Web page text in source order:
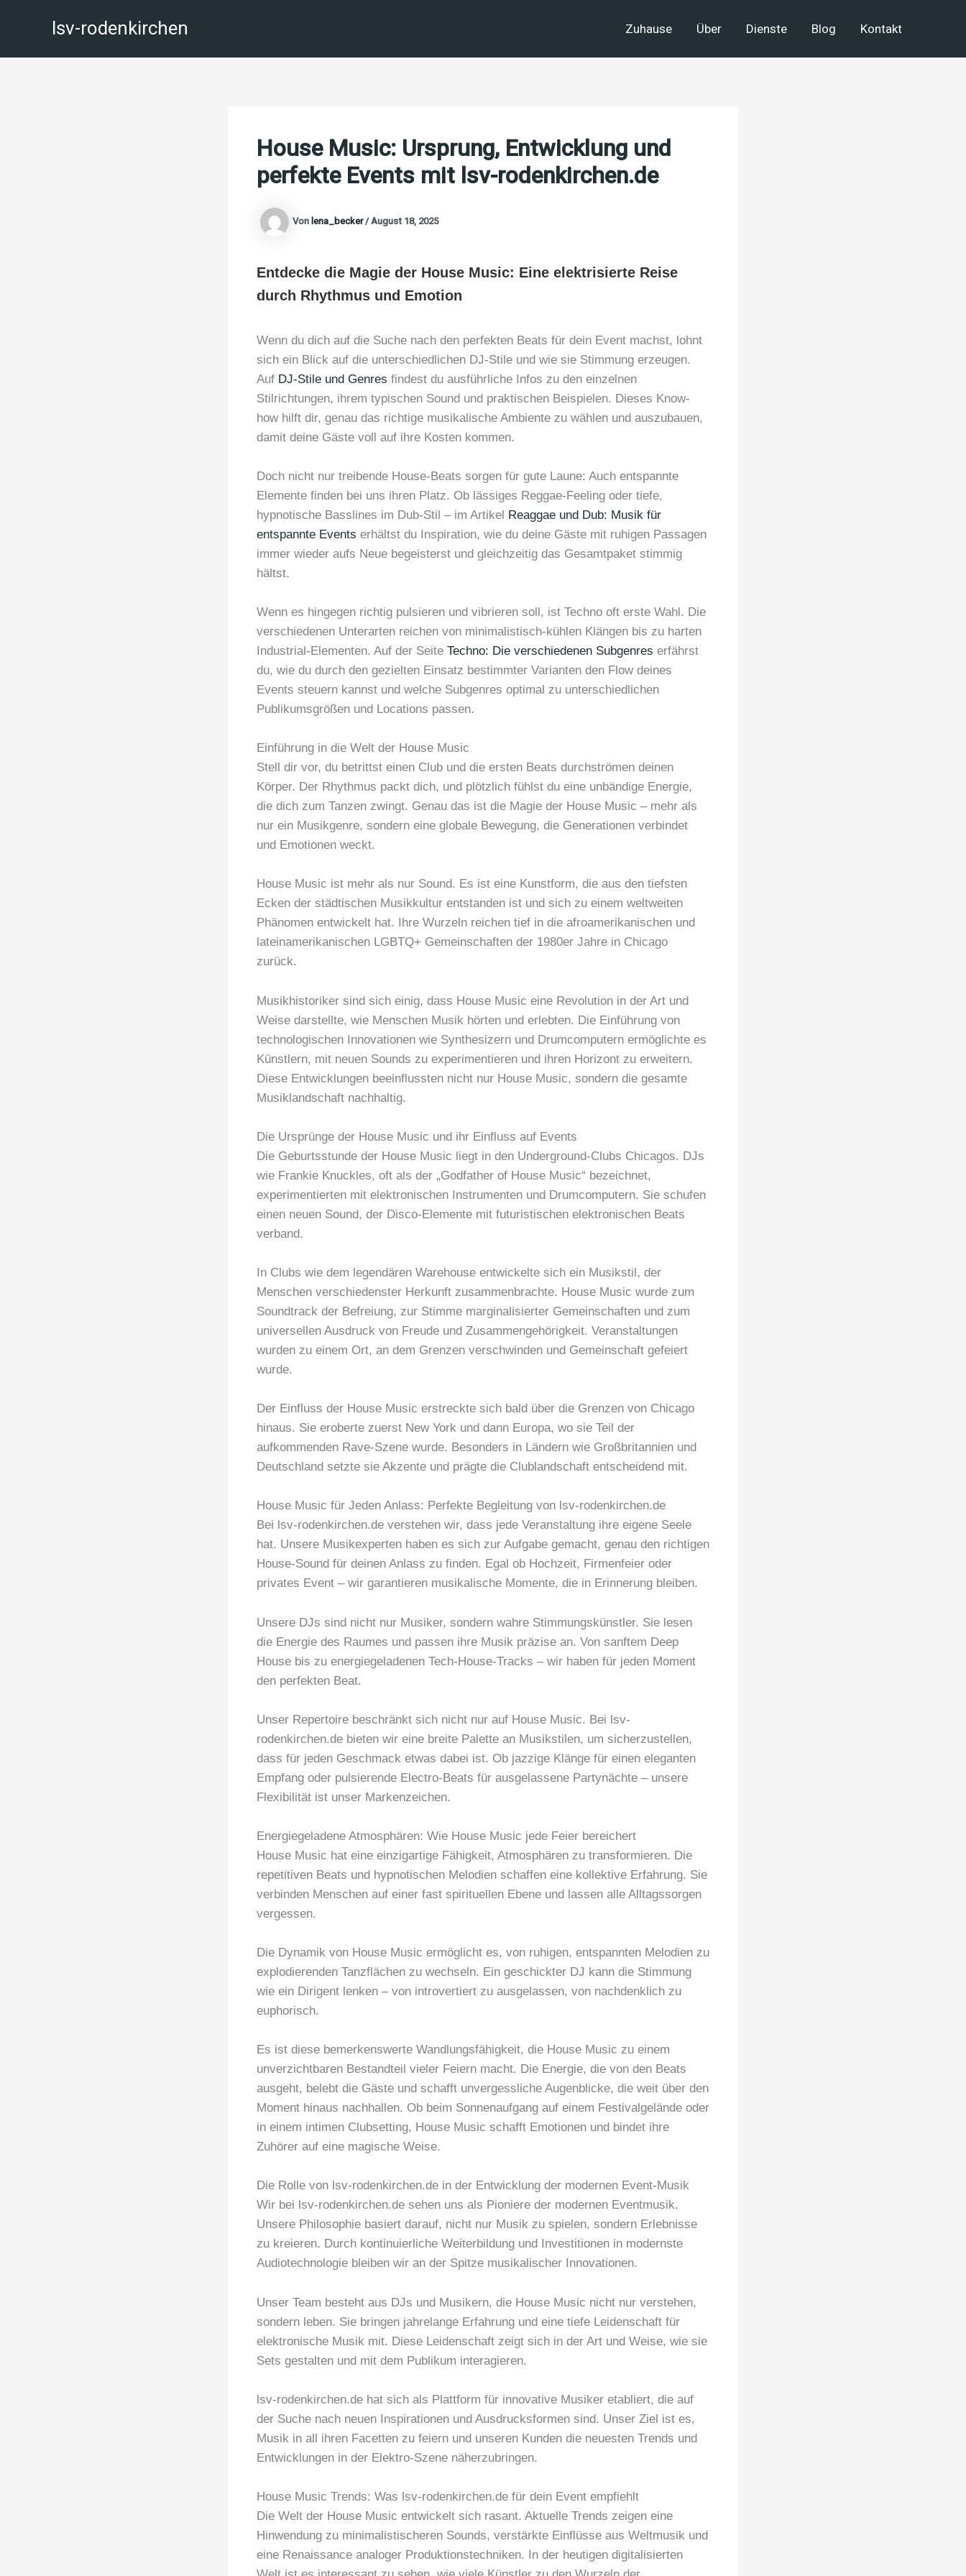
lsv-rodenkirchen Zuhause Über Dienste Blog Kontakt
House Music: Ursprung, Entwicklung und
perfekte Events mit lsv-rodenkirchen.de
Vonlena_becker/August 18, 2025
Entdecke die Magie der House Music: Eine elektrisierte Reise
durch Rhythmus und Emotion
Wenn du dich auf die Suche nach den perfekten Beats für dein Event machst, lohnt
sich ein Blick auf die unterschiedlichen DJ-Stile und wie sie Stimmung erzeugen.
Auf DJ-Stile und Genres findest du ausführliche Infos zu den einzelnen
Stilrichtungen, ihrem typischen Sound und praktischen Beispielen. Dieses Know-
how hilft dir, genau das richtige musikalische Ambiente zu wählen und auszubauen,
damit deine Gäste voll auf ihre Kosten kommen.
Doch nicht nur treibende House-Beats sorgen für gute Laune: Auch entspannte
Elemente finden bei uns ihren Platz. Ob lässiges Reggae-Feeling oder tiefe,
hypnotische Basslines im Dub-Stil – im Artikel Reaggae und Dub: Musik für
entspannte Events erhältst du Inspiration, wie du deine Gäste mit ruhigen Passagen
immer wieder aufs Neue begeisterst und gleichzeitig das Gesamtpaket stimmig
hältst.
Wenn es hingegen richtig pulsieren und vibrieren soll, ist Techno oft erste Wahl. Die
verschiedenen Unterarten reichen von minimalistisch-kühlen Klängen bis zu harten
Industrial-Elementen. Auf der Seite Techno: Die verschiedenen Subgenres erfährst
du, wie du durch den gezielten Einsatz bestimmter Varianten den Flow deines
Events steuern kannst und welche Subgenres optimal zu unterschiedlichen
Publikumsgrößen und Locations passen.
Einführung in die Welt der House Music
Stell dir vor, du betrittst einen Club und die ersten Beats durchströmen deinen
Körper. Der Rhythmus packt dich, und plötzlich fühlst du eine unbändige Energie,
die dich zum Tanzen zwingt. Genau das ist die Magie der House Music – mehr als
nur ein Musikgenre, sondern eine globale Bewegung, die Generationen verbindet
und Emotionen weckt.
House Music ist mehr als nur Sound. Es ist eine Kunstform, die aus den tiefsten
Ecken der städtischen Musikkultur entstanden ist und sich zu einem weltweiten
Phänomen entwickelt hat. Ihre Wurzeln reichen tief in die afroamerikanischen und
lateinamerikanischen LGBTQ+ Gemeinschaften der 1980er Jahre in Chicago
zurück.
Musikhistoriker sind sich einig, dass House Music eine Revolution in der Art und
Weise darstellte, wie Menschen Musik hörten und erlebten. Die Einführung von
technologischen Innovationen wie Synthesizern und Drumcomputern ermöglichte es
Künstlern, mit neuen Sounds zu experimentieren und ihren Horizont zu erweitern.
Diese Entwicklungen beeinflussten nicht nur House Music, sondern die gesamte
Musiklandschaft nachhaltig.
Die Ursprünge der House Music und ihr Einfluss auf Events
Die Geburtsstunde der House Music liegt in den Underground-Clubs Chicagos. DJs
wie Frankie Knuckles, oft als der „Godfather of House Music“ bezeichnet,
experimentierten mit elektronischen Instrumenten und Drumcomputern. Sie schufen
einen neuen Sound, der Disco-Elemente mit futuristischen elektronischen Beats
verband.
In Clubs wie dem legendären Warehouse entwickelte sich ein Musikstil, der
Menschen verschiedenster Herkunft zusammenbrachte. House Music wurde zum
Soundtrack der Befreiung, zur Stimme marginalisierter Gemeinschaften und zum
universellen Ausdruck von Freude und Zusammengehörigkeit. Veranstaltungen
wurden zu einem Ort, an dem Grenzen verschwinden und Gemeinschaft gefeiert
wurde.
Der Einfluss der House Music erstreckte sich bald über die Grenzen von Chicago
hinaus. Sie eroberte zuerst New York und dann Europa, wo sie Teil der
aufkommenden Rave-Szene wurde. Besonders in Ländern wie Großbritannien und
Deutschland setzte sie Akzente und prägte die Clublandschaft entscheidend mit.
House Music für Jeden Anlass: Perfekte Begleitung von lsv-rodenkirchen.de
Bei lsv-rodenkirchen.de verstehen wir, dass jede Veranstaltung ihre eigene Seele
hat. Unsere Musikexperten haben es sich zur Aufgabe gemacht, genau den richtigen
House-Sound für deinen Anlass zu finden. Egal ob Hochzeit, Firmenfeier oder
privates Event – wir garantieren musikalische Momente, die in Erinnerung bleiben.
Unsere DJs sind nicht nur Musiker, sondern wahre Stimmungskünstler. Sie lesen
die Energie des Raumes und passen ihre Musik präzise an. Von sanftem Deep
House bis zu energiegeladenen Tech-House-Tracks – wir haben für jeden Moment
den perfekten Beat.
Unser Repertoire beschränkt sich nicht nur auf House Music. Bei lsv-
rodenkirchen.de bieten wir eine breite Palette an Musikstilen, um sicherzustellen,
dass für jeden Geschmack etwas dabei ist. Ob jazzige Klänge für einen eleganten
Empfang oder pulsierende Electro-Beats für ausgelassene Partynächte – unsere
Flexibilität ist unser Markenzeichen.
Energiegeladene Atmosphären: Wie House Music jede Feier bereichert
House Music hat eine einzigartige Fähigkeit, Atmosphären zu transformieren. Die
repetitiven Beats und hypnotischen Melodien schaffen eine kollektive Erfahrung. Sie
verbinden Menschen auf einer fast spirituellen Ebene und lassen alle Alltagssorgen
vergessen.
Die Dynamik von House Music ermöglicht es, von ruhigen, entspannten Melodien zu
explodierenden Tanzflächen zu wechseln. Ein geschickter DJ kann die Stimmung
wie ein Dirigent lenken – von introvertiert zu ausgelassen, von nachdenklich zu
euphorisch.
Es ist diese bemerkenswerte Wandlungsfähigkeit, die House Music zu einem
unverzichtbaren Bestandteil vieler Feiern macht. Die Energie, die von den Beats
ausgeht, belebt die Gäste und schafft unvergessliche Augenblicke, die weit über den
Moment hinaus nachhallen. Ob beim Sonnenaufgang auf einem Festivalgelände oder
in einem intimen Clubsetting, House Music schafft Emotionen und bindet ihre
Zuhörer auf eine magische Weise.
Die Rolle von lsv-rodenkirchen.de in der Entwicklung der modernen Event-Musik
Wir bei lsv-rodenkirchen.de sehen uns als Pioniere der modernen Eventmusik.
Unsere Philosophie basiert darauf, nicht nur Musik zu spielen, sondern Erlebnisse
zu kreieren. Durch kontinuierliche Weiterbildung und Investitionen in modernste
Audiotechnologie bleiben wir an der Spitze musikalischer Innovationen.
Unser Team besteht aus DJs und Musikern, die House Music nicht nur verstehen,
sondern leben. Sie bringen jahrelange Erfahrung und eine tiefe Leidenschaft für
elektronische Musik mit. Diese Leidenschaft zeigt sich in der Art und Weise, wie sie
Sets gestalten und mit dem Publikum interagieren.
lsv-rodenkirchen.de hat sich als Plattform für innovative Musiker etabliert, die auf
der Suche nach neuen Inspirationen und Ausdrucksformen sind. Unser Ziel ist es,
Musik in all ihren Facetten zu feiern und unseren Kunden die neuesten Trends und
Entwicklungen in der Elektro-Szene näherzubringen.
House Music Trends: Was lsv-rodenkirchen.de für dein Event empfiehlt
Die Welt der House Music entwickelt sich rasant. Aktuelle Trends zeigen eine
Hinwendung zu minimalistischeren Sounds, verstärkte Einflüsse aus Weltmusik und
eine Renaissance analoger Produktionstechniken. In der heutigen digitalisierten